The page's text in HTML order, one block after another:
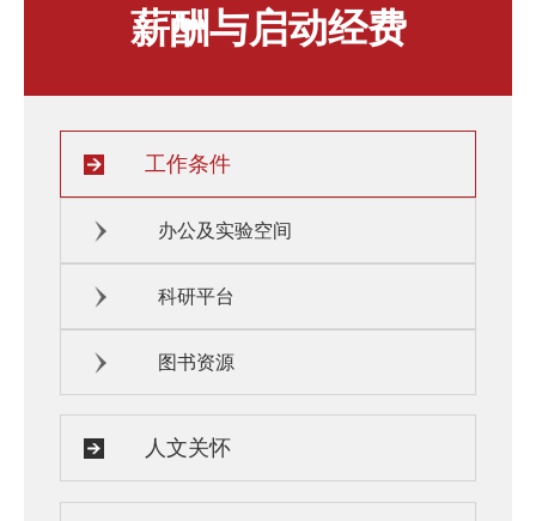
教师培训与荣誉 住房资源
服务保障
薪酬与启动经费
工作条件
办公及实验空间
科研平台
图书资源
人文关怀